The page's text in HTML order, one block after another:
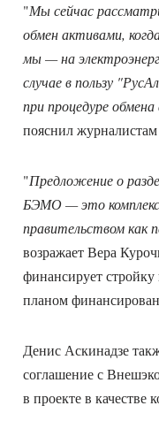
"Мы сейчас
обмен активами,
мы — на
случае в пользу
при процедуре
пояснил журналистам
"Предложение о
БЭМО — это
правительством как
возражает Вера
финансирует
планом
Денис Аскинадзе
соглашение с
в проекте в качестве